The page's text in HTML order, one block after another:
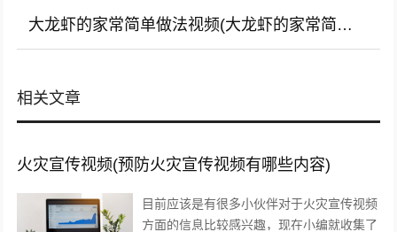
大龙虾的家常简单做法视频(大龙虾的家常简单做法大全图解)
相关文章
火灾宣传视频(预防火灾宣传视频有哪些内容)
目前应该是有很多小伙伴对于火灾宣传视频
方面的信息比较感兴趣，现在小编就收集了